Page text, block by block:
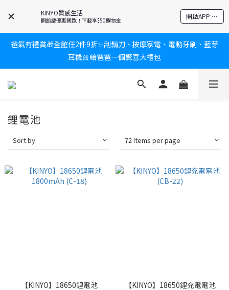
KINYO質感生活
開館慶優惠開跑！下載享$50購物金 開啟APP 享隱藏優惠
新會員送$100購物金✨再享消費回饋無極限
新會員送$100購物金✨再享消費回饋無極限
爸氣有禮賞🎁全館任2件9折✨刮鬍刀、按摩家電、電動牙刷、藍芽
耳機🎀給爸爸一個驚喜大禮包
炎熱夏日救星☀️秒凍扇登場💙半導體製冷 x 微米級冰霧，一秒開
鋰電池
Sort by 72 Items per page
【KINYO】18650鋰電池
【KINYO】18650鋰充電電池